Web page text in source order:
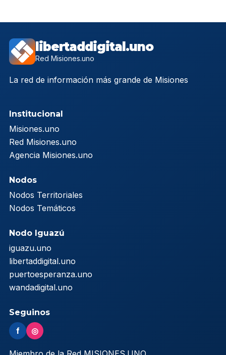
libertaddigital.uno
Red Misiones.uno
La red de información más grande de Misiones
Institucional
Misiones.uno
Red Misiones.uno
Agencia Misiones.uno
Nodos
Nodos Territoriales
Nodos Temáticos
Nodo Iguazú
iguazu.uno
libertaddigital.uno
puertoesperanza.uno
wandadigital.uno
Seguinos
f ◎